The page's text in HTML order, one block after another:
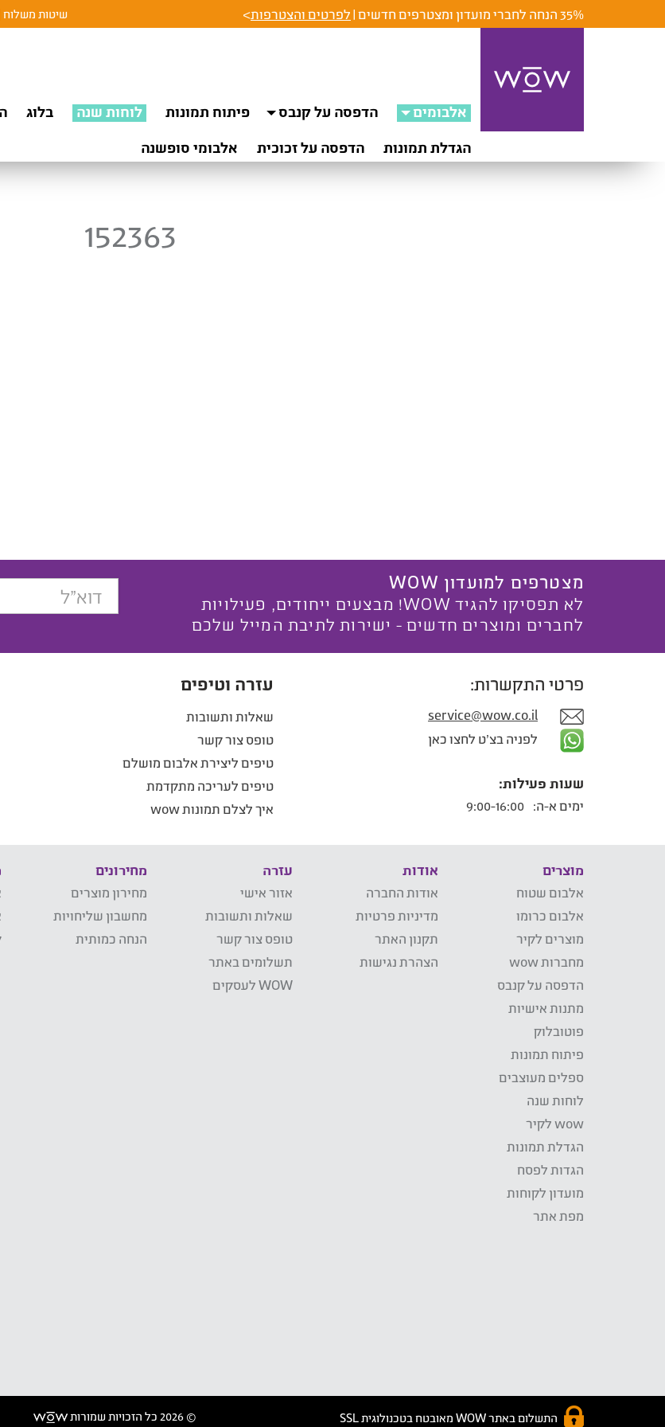
35% הנחה לחברי מועדון ומצטרפים חדשים | לפרטים והצטרפות> שיטות משלוח
אלבומים הדפסה על קנבס פיתוח תמונות לוחות שנה בלוג
הגדלת תמונות
הדפסה על זכוכית אלבומי סופשנה
152363
מצטרפים למועדון WOW
לא תפסיקו להגיד WOW! מבצעים ייחודים, פעילויות
לחברים ומוצרים חדשים - ישירות לתיבת המייל שלכם
פרטי התקשרות:
service@wow.co.il
לפניה בצ'ט לחצו כאן
שעות פעילות:
ימים א-ה:
עזרה וטיפים
שאלות ותשובות
טופס צור קשר
טיפים ליצירת אלבום מושלם
טיפים לעריכה מתקדמת
איך לצלם תמונות wow
מוצרים
אלבום שטוח
אלבום כרומו
מוצרים לקיר
מחברות wow
הדפסה על קנבס
מתנות אישיות
פוטובלוק
פיתוח תמונות
ספלים מעוצבים
לוחות שנה
wow לקיר
הגדלת תמונות
הגדות לפסח
מועדון לקוחות
מפת אתר
אודות
אודות החברה
מדיניות פרטיות
תקנון האתר
הצהרת נגישות
עזרה
אזור אישי
שאלות ותשובות
טופס צור קשר
תשלומים באתר
WOW לעסקים
מחירונים
מחירון מוצרים
מחשבון שליחויות
הנחה כמותית
התשלום באתר WOW מאובטח בטכנולוגית SSL © 2026 כל הזכויות שמורות